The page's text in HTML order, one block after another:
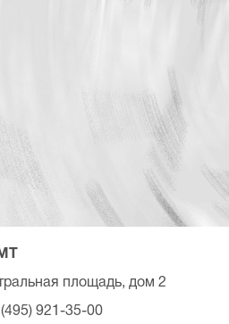
площадь, дом 2
921-35-00